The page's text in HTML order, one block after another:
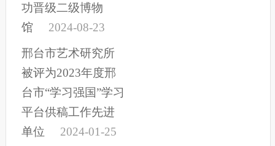
功晋级二级博物
馆
2024-08-23
邢台市艺术研究所
被评为2023年度邢
台市“学习强国”学习
平台供稿工作先进
单位
2024-01-25